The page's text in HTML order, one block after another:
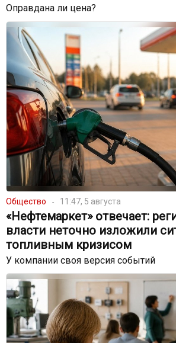
Оправдана ли цена?
Общество 11:47, 5 августа
«Нефтемаркет» отвечает:
власти неточно изложили
топливным кризисом
У компании своя версия событий